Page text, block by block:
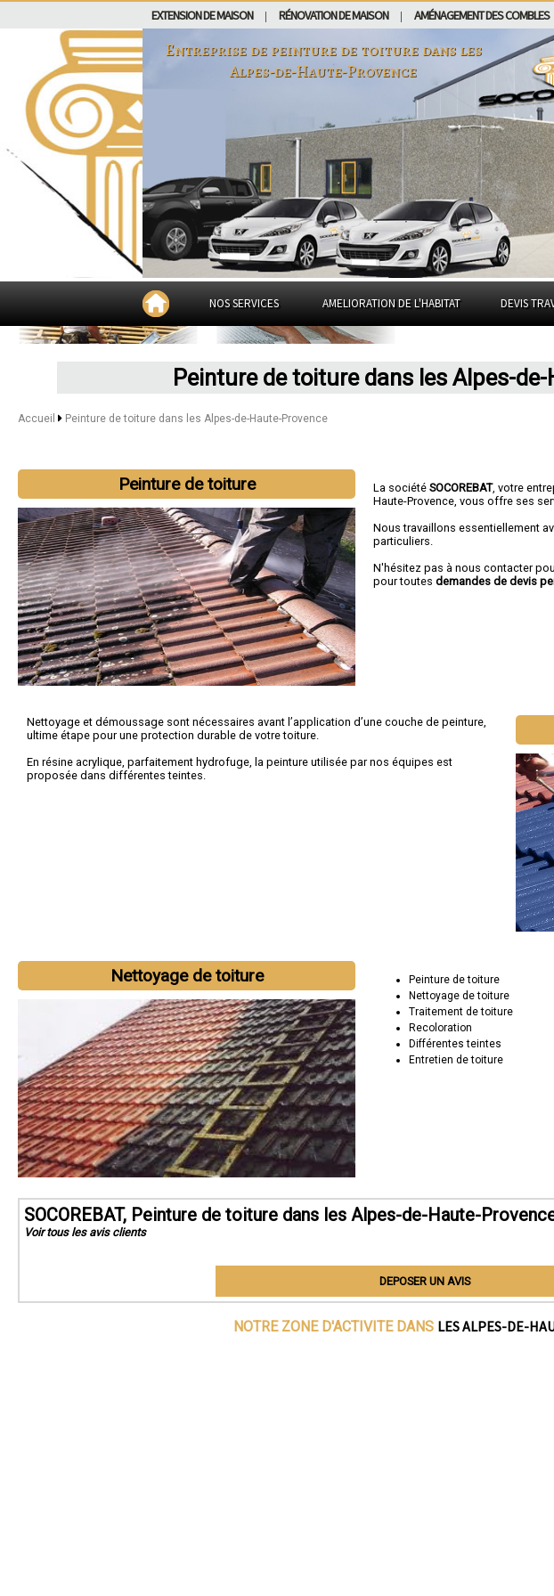
EXTENSION DE MAISON RÉNOVATION DE MAISON AMÉNAGEMENT DES COMBLES
Entreprise de peinture de toiture dansles
Alpes-de-Haute-Provence
NOS SERVICES AMELIORATION DE L'HABITAT DEVIS
Peinture de toiture dans les Alpes-
Accueil Peinture de toiture dans les Alpes-de-Haute-Provence
Peinture de toiture La sociétéSOCOREBAT, votre
Haute-Provence, vous offre ses
Nous travaillons essentiellement
particuliers.
N'hésitez pas à nous contacter
pour toutesdemandes de devis
Nettoyage et démoussage sont nécessaires avant l’application d’une couche de peinture,
ultime étape pour une protection durable de votre toiture.
En résine acrylique, parfaitement hydrofuge, la peinture utilisée par nos équipes est
proposée dans différentes teintes.
Nettoyage de toiture
Peinture de toiture
Nettoyage de toiture
Traitement de toiture
Recoloration
Différentes teintes
Entretien de toiture
SOCOREBAT, Peinture de toiture dans les Alpes-de-Haute-
Voir tous les avis clients
DEPOSER UN AVIS
NOTRE ZONE D'ACTIVITE DANS LES ALPES-DE-